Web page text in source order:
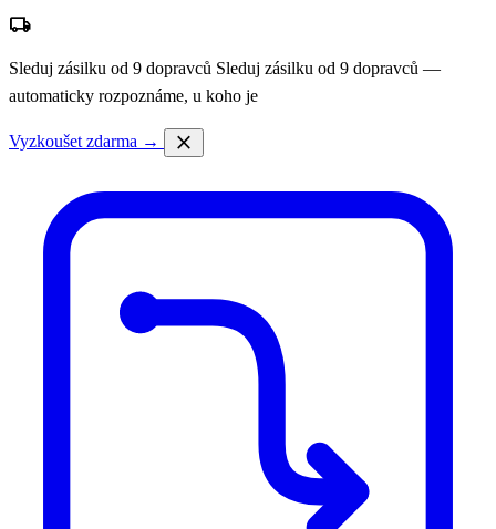
local_shipping
Sleduj zásilku od 9 dopravců Sleduj zásilku od 9 dopravců —
automaticky rozpoznáme, u koho je
Vyzkoušet zdarma → close